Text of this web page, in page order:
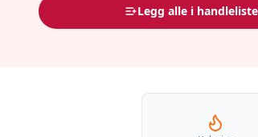
Legg alle i